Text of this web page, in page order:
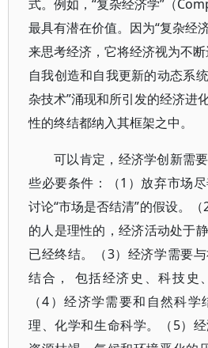
式。例如，“复杂经济学”（
最具有潜在价值。因为“复杂经
来思考经济，它将经济视为不断
自我创造和自我更新的动态系
杂技术”涌现和所引发的经济进
性的终结都纳入其框架之中。
可以肯定，经济学创新需
些必要条件：（1）放弃市场
讨论“市场是否结清”的假设。
的人是理性的，经济活动处于
已经终结。（3）经济学需要
结合， 包括经济史、科技史
（4）经济学需要和自然科
理、化学和生命科学。（5）